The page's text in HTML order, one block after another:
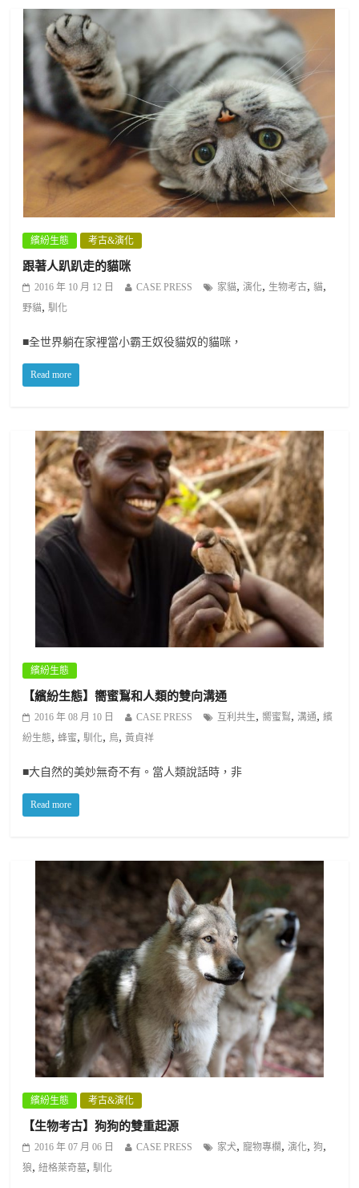
繽紛生態 考古&演化
跟著人趴趴走的貓咪
2016 年 10 月 12 日 CASE PRESS 家貓,演化, 生物考古, 貓,
野貓,馴化
■全世界躺在家裡當小霸王奴役貓奴的貓咪，
Read more
繽紛生態
【繽紛生態】嚮蜜鴷和人類的雙向溝通
2016 年 08 月 10 日 CASE PRESS 互利共生,嚮蜜鴷,溝通,繽
紛生態, 蜂蜜,馴化, 鳥,黃貞祥
■大自然的美妙無奇不有。當人類說話時，非
Read more
繽紛生態 考古&演化
【生物考古】狗狗的雙重起源
2016 年 07 月 06 日 CASE PRESS 家犬,寵物專欄 ,演化,狗,
狼,紐格萊奇墓,馴化